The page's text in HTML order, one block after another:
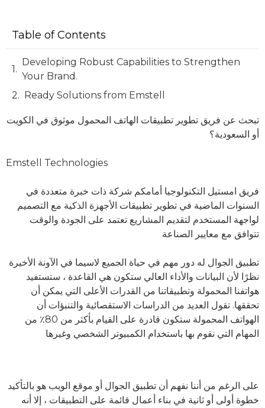
Table of Contents
Developing Robust Capabilities to Strengthen
Your Brand.
Ready Solutions from Emstell
تبحث عن فريق تطوير تطبيقات الهاتف المحمول موثوق في الكويت
أو السعودية؟
Emstell Technologies
فريق امستيل التكنولوجيا أمامكم شركة ذات خبرة متعددة في
السنوات الماضية في تطوير تطبيقات الأجهزة الذكية مع التصميم
لواجهة المستخدم لتقديم المشاريع تعتمد على الجودة والوقت
تتوافق مع معايير الصناعة
تطبيق الجوال له دور مهم في حياة الجميع لاسيما في الآونة الأخيرة
نظرًا لأن البيانات والأداء العالي ستكون هي القاعدة ، ستستفيد
هواتفنا المحمولة وتطبيقاتنا من القدرات الأعلى التي يمكن أن
تحققها. تقول العديد من الدراسات الاستقصائية والتنبؤات أن
الهواتف المحمولة ستكون قادرة على القيام بأكثر من 80٪ من
المهام التي نقوم بها باستخدام الكمبيوتر الشخصي وغيرها
على الرغم من أننا نفهم أن تطبيق الجوال أو موقع الويب هو بالتأكيد
خطوة أولى أو ثانية في بناء أعمال قائمة على التطبيقات ، إلا أنه